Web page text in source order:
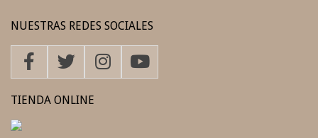
NUESTRAS REDES SOCIALES
TIENDA ONLINE